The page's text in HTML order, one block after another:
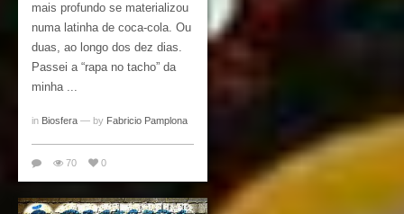
mais profundo se materializou
numa latinha de coca-cola. Ou
duas, ao longo dos dez dias.
Passei a “rapa no tacho” da
minha ...
in Biosfera — by Fabricio Pamplona
70 0